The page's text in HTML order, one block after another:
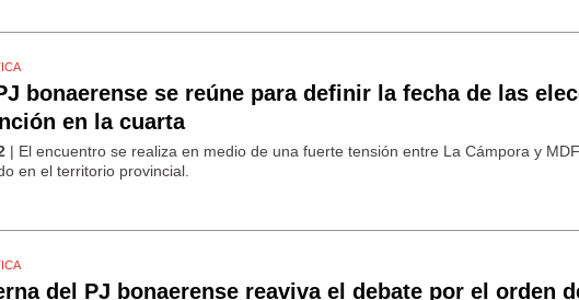
bonaerense se reúne para definir la fecha de las
en la cuarta
| El encuentro se realiza en medio de una fuerte tensión entre La Cámpora y
en el territorio provincial.
del PJ bonaerense reaviva el debate por el orden